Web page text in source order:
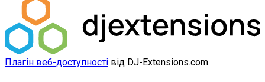
Плагін веб-доступності від DJ-Extensions.com